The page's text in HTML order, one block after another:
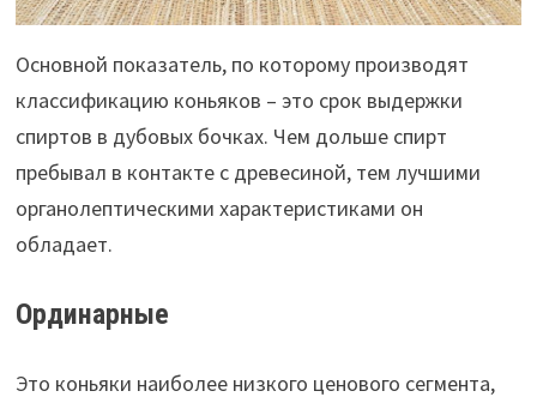
Основной показатель, по которому производят
классификацию коньяков – это срок выдержки
спиртов в дубовых бочках. Чем дольше спирт
пребывал в контакте с древесиной, тем лучшими
органолептическими характеристиками он
обладает.
Ординарные
Это коньяки наиболее низкого ценового сегмента,